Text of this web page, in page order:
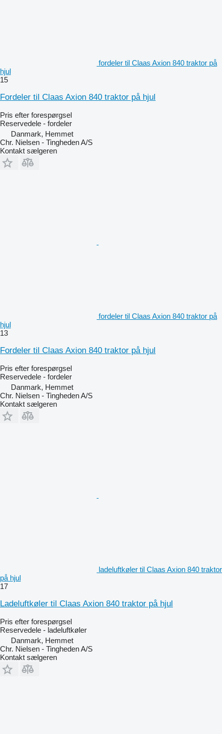
fordeler til Claas Axion 840 traktor på
hjul
15
Fordeler til Claas Axion 840 traktor på hjul
Pris efter forespørgsel
Reservedele - fordeler
Danmark, Hemmet
Chr. Nielsen - Tingheden A/S
Kontakt sælgeren
fordeler til Claas Axion 840 traktor på
hjul
13
Fordeler til Claas Axion 840 traktor på hjul
Pris efter forespørgsel
Reservedele - fordeler
Danmark, Hemmet
Chr. Nielsen - Tingheden A/S
Kontakt sælgeren
ladeluftkøler til Claas Axion 840 traktor
på hjul
17
Ladeluftkøler til Claas Axion 840 traktor på hjul
Pris efter forespørgsel
Reservedele - ladeluftkøler
Danmark, Hemmet
Chr. Nielsen - Tingheden A/S
Kontakt sælgeren